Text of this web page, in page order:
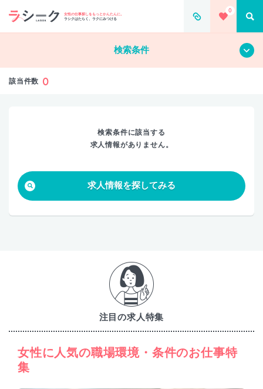
女性の仕事探しをもっとかんたんに。
ラシクはたらく、ラクにみつける
0
すべて
検索条件
該当件数 0
検索条件に該当する
求人情報がありません。
求人情報を探してみる
注目の求人特集
女性に人気の職場環境・条件のお仕事特
集